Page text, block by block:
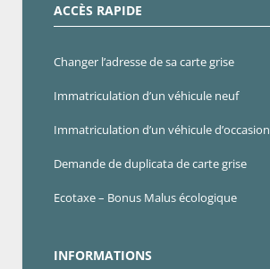
ACCÈS RAPIDE
Changer l’adresse de sa carte grise
Immatriculation d’un véhicule neuf
Immatriculation d’un véhicule d’occasion
Demande de duplicata de carte grise
Ecotaxe – Bonus Malus écologique
INFORMATIONS